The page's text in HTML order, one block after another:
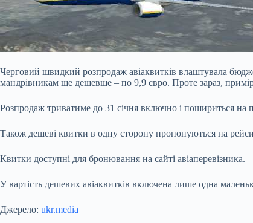
Черговий швидкий розпродаж авіаквитків влаштувала
мандрівникам ще дешевше – по 9,9 євро. Проте зараз,
Розпродаж триватиме до 31 січня включно і пошириться на
Також дешеві квитки в одну сторону пропонуються на
Квитки доступні для бронювання на сайті авіаперевізника.
У вартість дешевих авіаквитків включена лише одна
Джерело: ukr.media